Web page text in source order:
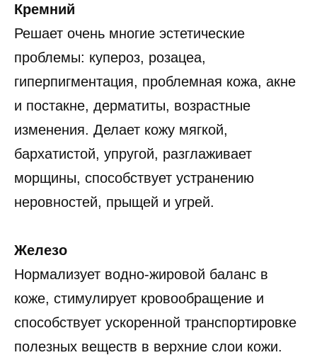
Кремний
Решает очень многие эстетические
проблемы: купероз, розацеа,
гиперпигментация, проблемная кожа, акне
и постакне, дерматиты, возрастные
изменения. Делает кожу мягкой,
бархатистой, упругой, разглаживает
морщины, способствует устранению
неровностей, прыщей и угрей.
Железо
Нормализует водно-жировой баланс в
коже, стимулирует кровообращение и
способствует ускоренной транспортировке
полезных веществ в верхние слои кожи.